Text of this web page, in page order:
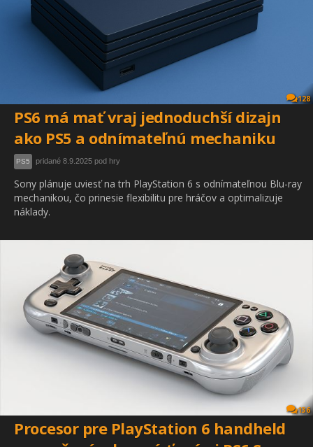
128
PS6 má mať vraj jednoduchší dizajn
ako PS5 a odnímateľnú mechaniku
PS5 pridané 8.9.2025 pod hry
Sony plánuje uviesť na trh PlayStation 6 s odnímateľnou Blu-ray
mechanikou, čo prinesie flexibilitu pre hráčov a optimalizuje
náklady.
136
Procesor pre PlayStation 6 handheld